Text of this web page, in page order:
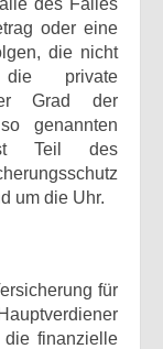
des Falles
oder eine
die nicht
private
Grad der
genannten
Teil des
um die Uhr.
für
finanzielle